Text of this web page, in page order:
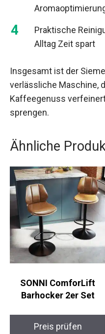
Praktische
Alltag Zeit spart
Insgesamt ist der
verlässliche Maschine,
Kaffeegenuss
sprengen.
Ähnliche
SONNI ComforLift
Barhocker 2er Set
Preis prüfen